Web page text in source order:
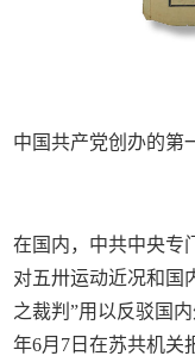
中国共产党创办的第
在国内，中共中央专
对五卅运动近况和国
之裁判”用以反驳国
年6月7日在苏共机